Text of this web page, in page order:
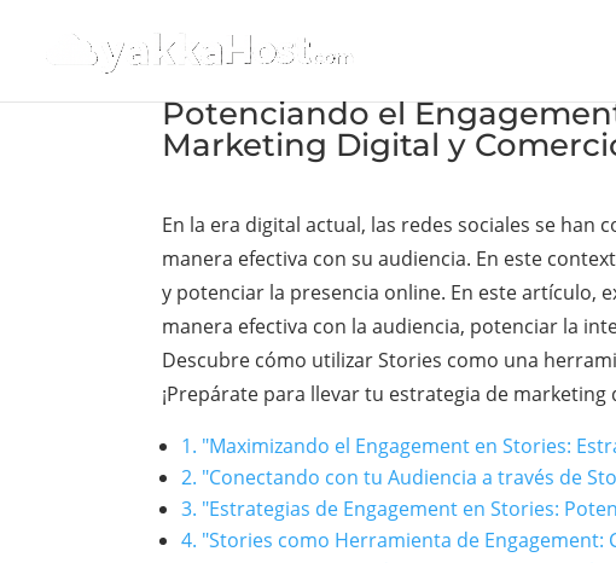
Potenciando el
Marketing Digital y
En la era digital actual, las redes sociales se
manera efectiva con su audiencia. En este
y potenciar la presencia online. En este artículo,
manera efectiva con la audiencia, potenciar la
Descubre cómo utilizar Stories como una
¡Prepárate para llevar tu estrategia de marketing
1. "Maximizando el Engagement en Stories:
2. "Conectando con tu Audiencia a través de
3. "Estrategias de Engagement en Stories:
4. "Stories como Herramienta de